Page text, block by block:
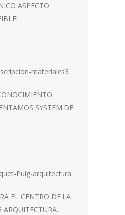
ASPECTO
SYSTEM DE
EL CENTRO DE LA
ARQUITECTURA.